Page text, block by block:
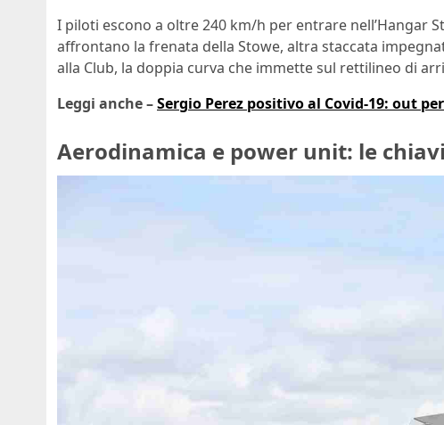
I piloti escono a oltre 240 km/h per entrare nell’Hangar
affrontano la frenata della Stowe, altra staccata
alla Club, la doppia curva che immette sul rettilineo di
Leggi anche –Sergio Perez positivo al Covid-19: out
Aerodinamica e power unit: le